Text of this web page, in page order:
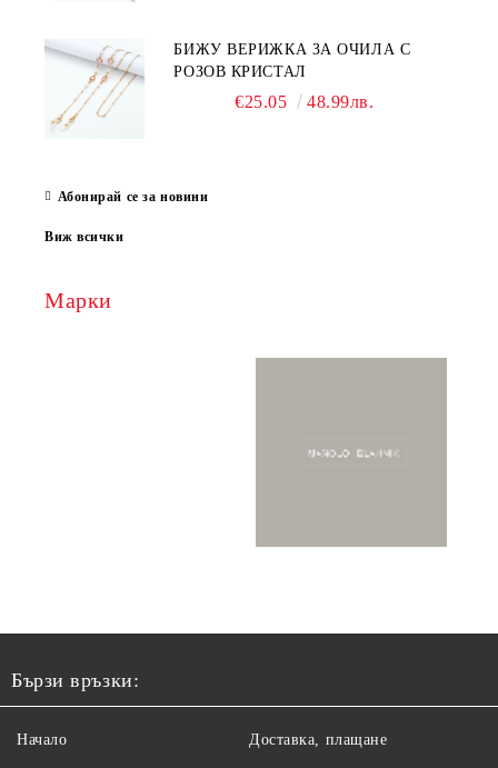
БИЖУ ВЕРИЖКА ЗА ОЧИЛА С
РОЗОВ КРИСТАЛ
€25.05 48.99лв.
Абонирай се за новини
Виж всички
Марки
Бързи връзки:
Начало Доставка, плащане